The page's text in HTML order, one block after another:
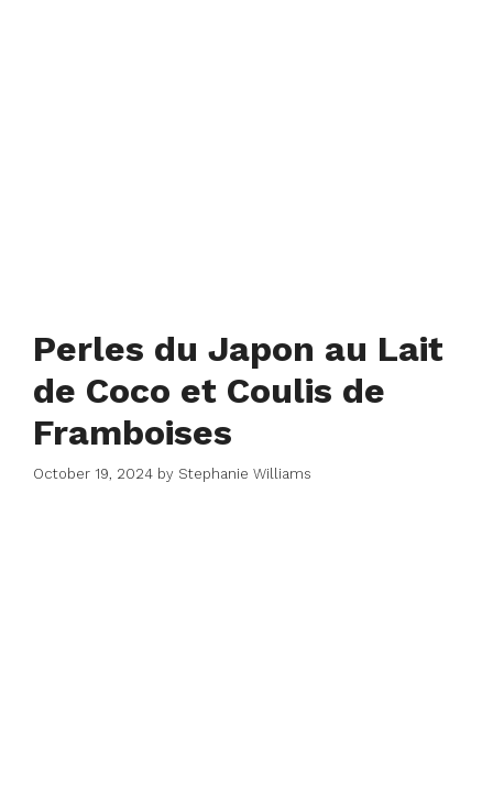
Perles du Japon au Lait
de Coco et Coulis de
Framboises
October 19, 2024 by Stephanie Williams